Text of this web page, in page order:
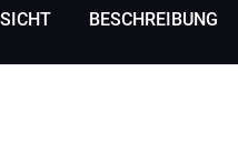
BESCHREIBUNG